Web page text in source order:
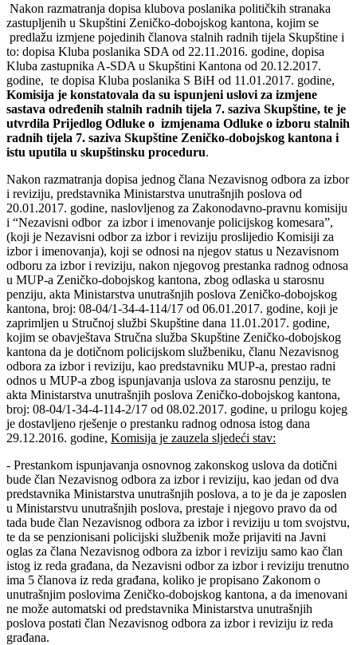
Nakon razmatranja dopisa klubova poslanika političkih stranaka
zastupljenih u Skupštini Zeničko-dobojskog kantona, kojim se
predlažu izmjene pojedinih članova stalnih radnih tijela Skupštine i
to: dopisa Kluba poslanika SDA od 22.11.2016. godine, dopisa
Kluba zastupnika A-SDA u Skupštini Kantona od 20.12.2017.
godine, te dopisa Kluba poslanika S BiH od 11.01.2017. godine,
Komisija je konstatovala da su ispunjeni uslovi za izmjene
sastava određenih stalnih radnih tijela 7. saziva Skupštine, te je
utvrdila Prijedlog Odluke o izmjenama Odluke o izboru stalnih
radnih tijela 7. saziva Skupštine Zeničko-dobojskog kantona i
istu uputila u skupštinsku proceduru.
Nakon razmatranja dopisa jednog člana Nezavisnog odbora za izbor
i reviziju, predstavnika Ministarstva unutrašnjih poslova od
20.01.2017. godine, naslovljenog za Zakonodavno-pravnu komisiju
i “Nezavisni odbor za izbor i imenovanje policijskog komesara”,
(koji je Nezavisni odbor za izbor i reviziju proslijedio Komisiji za
izbor i imenovanja), koji se odnosi na njegov status u Nezavisnom
odboru za izbor i reviziju, nakon njegovog prestanka radnog odnosa
u MUP-a Zeničko-dobojskog kantona, zbog odlaska u starosnu
penziju, akta Ministarstva unutrašnjih poslova Zeničko-dobojskog
kantona, broj: 08-04/1-34-4-114/17 od 06.01.2017. godine, koji je
zaprimljen u Stručnoj službi Skupštine dana 11.01.2017. godine,
kojim se obavještava Stručna služba Skupštine Zeničko-dobojskog
kantona da je dotičnom policijskom službeniku, članu Nezavisnog
odbora za izbor i reviziju, kao predstavniku MUP-a, prestao radni
odnos u MUP-a zbog ispunjavanja uslova za starosnu penziju, te
akta Ministarstva unutrašnjih poslova Zeničko-dobojskog kantona,
broj: 08-04/1-34-4-114-2/17 od 08.02.2017. godine, u prilogu kojeg
je dostavljeno rješenje o prestanku radnog odnosa istog dana
29.12.2016. godine, Komisija je zauzela sljedeći stav:
- Prestankom ispunjavanja osnovnog zakonskog uslova da dotični
bude član Nezavisnog odbora za izbor i reviziju, kao jedan od dva
predstavnika Ministarstva unutrašnjih poslova, a to je da je zaposlen
u Ministarstvu unutrašnjih poslova, prestaje i njegovo pravo da od
tada bude član Nezavisnog odbora za izbor i reviziju u tom svojstvu,
te da se penzionisani policijski službenik može prijaviti na Javni
oglas za člana Nezavisnog odbora za izbor i reviziju samo kao član
istog iz reda građana, da Nezavisni odbor za izbor i reviziju trenutno
ima 5 članova iz reda građana, koliko je propisano Zakonom o
unutrašnjim poslovima Zeničko-dobojskog kantona, a da imenovani
ne može automatski od predstavnika Ministarstva unutrašnjih
poslova postati član Nezavisnog odbora za izbor i reviziju iz reda
građana.